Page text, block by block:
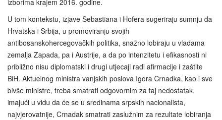
izborima krajem 2016. godine.
U tom kontekstu, izjave Sebastiana i Hofera sugeriraju sumnju da
Hrvatska i Srbija, u promoviranju svojih
antibosanskohercegovačkih politika, snažno lobiraju u vladama
zemalja Zapada, pa i Austrije, a da po intenzitetu i efikasnosti ni
približno nisu diplomatski i drugi utjecaji radi afirmacije i zaštite
BiH. Aktuelnog ministra vanjskih poslova Igora Crnadka, kao i sve
bivše ministre, treba smatrati odgovornim za taj nedostatak,
imajući u vidu da će se u sredinama srpskih nacionalista,
najvjerovatnije, Crnadak smatrati zaslužnim za rezultate lobiranja